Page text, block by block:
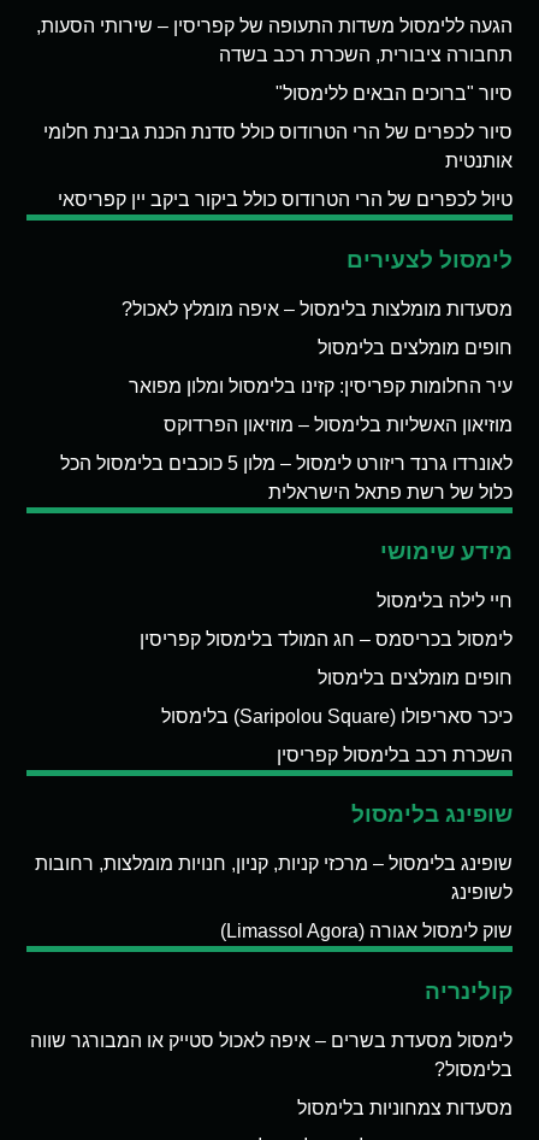
הגעה ללימסול משדות התעופה של קפריסין – שירותי הסעות,
תחבורה ציבורית, השכרת רכב בשדה
סיור "ברוכים הבאים ללימסול"
סיור לכפרים של הרי הטרודוס כולל סדנת הכנת גבינת חלומי
אותנטית
טיול לכפרים של הרי הטרודוס כולל ביקור ביקב יין קפריסאי
לימסול לצעירים
מסעדות מומלצות בלימסול – איפה מומלץ לאכול?
חופים מומלצים בלימסול
עיר החלומות קפריסין: קזינו בלימסול ומלון מפואר
מוזיאון האשליות בלימסול – מוזיאון הפרדוקס
לאונרדו גרנד ריזורט לימסול – מלון 5 כוכבים בלימסול הכל
כלול של רשת פתאל הישראלית
מידע שימושי
חיי לילה בלימסול
לימסול בכריסמס – חג המולד בלימסול קפריסין
חופים מומלצים בלימסול
כיכר סאריפולו (Saripolou Square) בלימסול
השכרת רכב בלימסול קפריסין
שופינג בלימסול
שופינג בלימסול – מרכזי קניות, קניון, חנויות מומלצות, רחובות
לשופינג
שוק לימסול אגורה (Limassol Agora)
קולינריה
לימסול מסעדת בשרים – איפה לאכול סטייק או המבורגר שווה
בלימסול?
מסעדות צמחוניות בלימסול